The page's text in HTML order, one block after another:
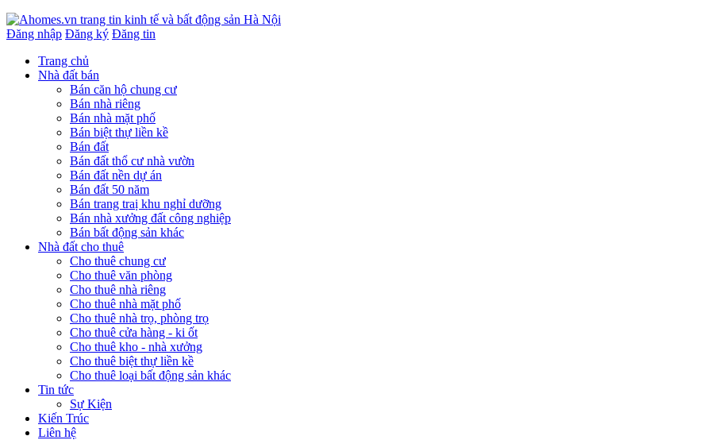
Đăng nhập Đăng ký Đăng tin
Trang chủ
Nhà đất bán
Bán căn hộ chung cư
Bán nhà riêng
Bán nhà mặt phố
Bán biệt thự liền kề
Bán đất
Bán đất thổ cư nhà vườn
Bán đất nền dự án
Bán đất 50 năm
Bán trang traị khu nghỉ dưỡng
Bán nhà xưởng đất công nghiệp
Bán bất động sản khác
Nhà đất cho thuê
Cho thuê chung cư
Cho thuê văn phòng
Cho thuê nhà riêng
Cho thuê nhà mặt phố
Cho thuê nhà trọ, phòng trọ
Cho thuê cửa hàng - ki ốt
Cho thuê kho - nhà xưởng
Cho thuê biệt thự liền kề
Cho thuê loại bất động sản khác
Tin tức
Sự Kiện
Kiến Trúc
Liên hệ